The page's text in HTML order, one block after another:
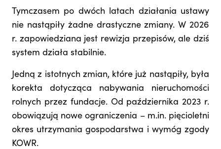
Tymczasem po dwóch latach działania ustawy
nie nastąpiły żadne drastyczne zmiany. W 2026
r. zapowiedziana jest rewizja przepisów, ale dziś
system działa stabilnie.
Jedną z istotnych zmian, które już nastąpiły, była
korekta dotycząca nabywania nieruchomości
rolnych przez fundacje. Od października 2023 r.
obowiązują nowe ograniczenia – m.in. pięcioletni
okres utrzymania gospodarstwa i wymóg zgody
KOWR.